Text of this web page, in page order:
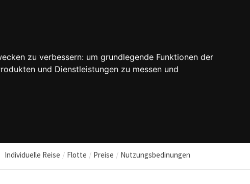
zu verbessern: um grundlegende Funktionen der
und Dienstleistungen zu messen und
Individuelle Reise Flotte Preise Nutzungsbedinungen